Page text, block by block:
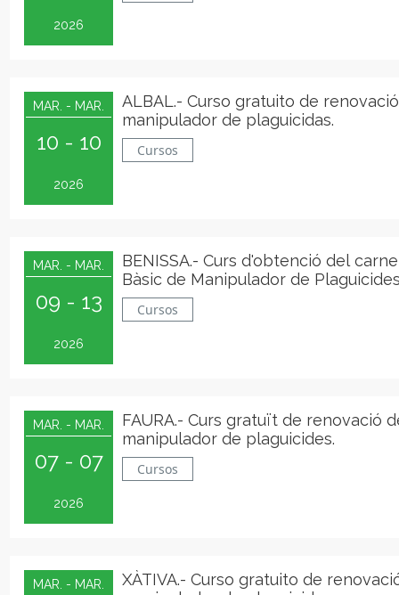
2026
MAR. - MAR.
10 - 10
2026
ALBAL.- Curso gratuito de
manipulador de plaguicidas.
Cursos
MAR. - MAR.
09 - 13
2026
BENISSA.- Curs d'obtenció del
Bàsic de Manipulador de
Cursos
MAR. - MAR.
07 - 07
2026
FAURA.- Curs gratuït de renovació
manipulador de plaguicides.
Cursos
MAR. - MAR.
XÀTIVA.- Curso gratuito de